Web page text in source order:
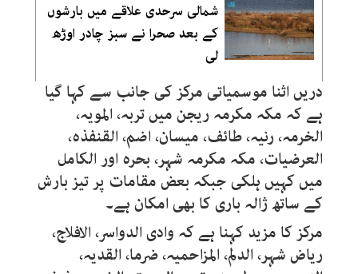
شمالی سرحدی علاقے میں بارشوں
کے بعد صحرا نے سبز چادر اوڑھ
لی
دریں اثنا موسمیاتی مرکز کی جانب سے کہا گیا
ہے کہ مکہ مکرمہ ریجن میں تربہ، المویہ،
الخرمہ، رنیہ، طائف، میسان، اضم، القنفذہ،
العرضیات، مکہ مکرمہ شہر، بحرہ اور الکامل
میں کہیں ہلکی جبکہ بعض مقامات پر تیز بارش
کے ساتھ ژالہ باری کا بھی امکان ہے۔
مرکز کا مزید کہنا ہے کہ وادی الدواسر، الافلاج،
ریاض شہر، الدلم، المزاحمیہ، ضرما، القدیہ،